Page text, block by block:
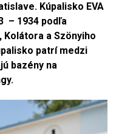
Kúpalisko EVA
– 1934 podľa
a Szönyiho
patrí medzi
bazény na